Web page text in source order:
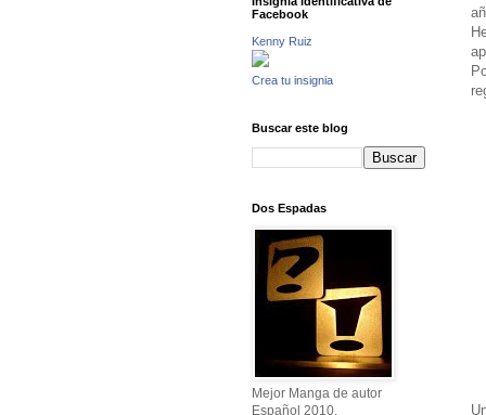
Facebook
Kenny Ruiz
Crea tu insignia
Buscar este blog
Dos Espadas
Mejor Manga de autor
Español 2010.